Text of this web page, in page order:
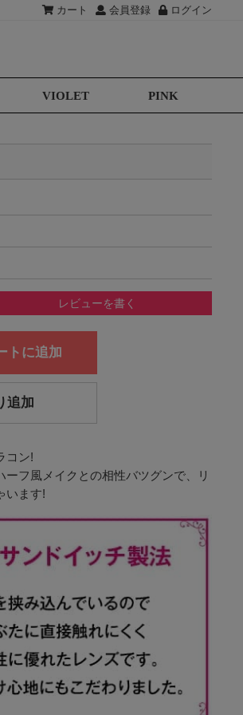
カート 会員登録 ログイン
VIOLET PINK
レビューを書く
トに追加
追加
コン!
フ風メイクとの相性バツグンで、リ
います!